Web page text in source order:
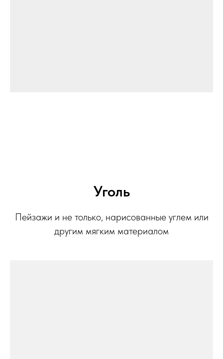
Уголь
Пейзажи и не только, нарисованные углем или
другим мягким материалом